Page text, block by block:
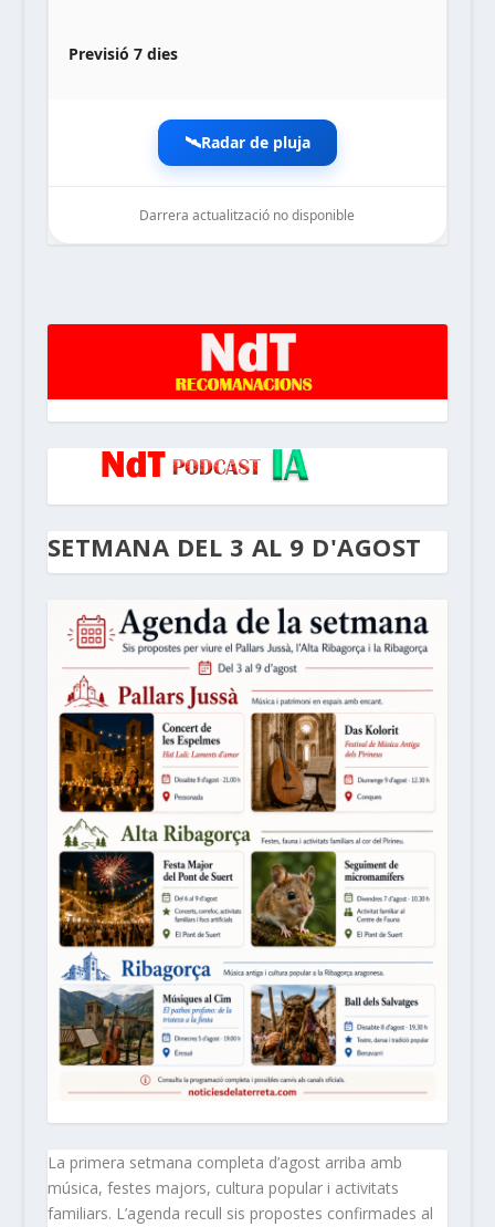
Previsió 7 dies
🛰️Radar de pluja
Darrera actualització no disponible
SETMANA DEL 3 AL 9 D'AGOST
La primera setmana completa d’agost arriba amb
música, festes majors, cultura popular i activitats
familiars. L’agenda recull sis propostes confirmades al